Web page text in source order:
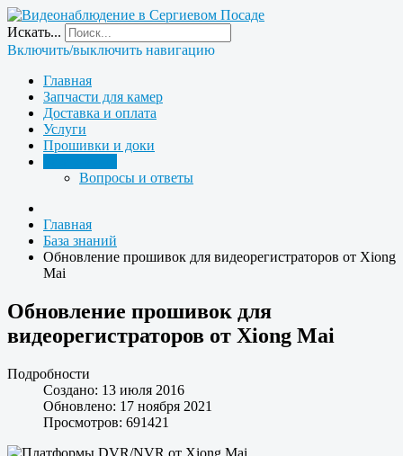
Искать...
Включить/выключить навигацию
Главная
Запчасти для камер
Доставка и оплата
Услуги
Прошивки и доки
Вопросы и ответы
Главная
База знаний
Обновление прошивок для видеорегистраторов от Xiong
Mai
Обновление прошивок для
видеорегистраторов от Xiong Mai
Подробности
Создано: 13 июля 2016
Обновлено: 17 ноября 2021
Просмотров: 691421